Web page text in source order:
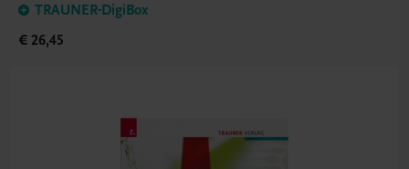
TRAUNER-DigiBox
€ 26,45